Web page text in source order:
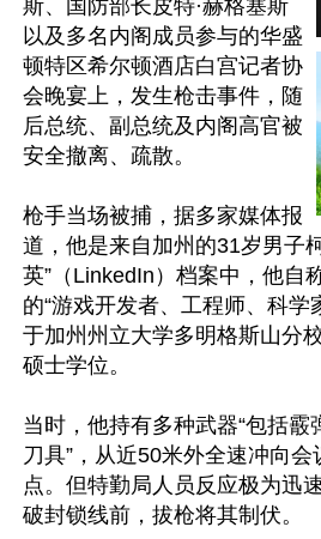
斯、国防部长皮特·赫格塞斯
以及多名内阁成员参与的华盛
顿特区希尔顿酒店白宫记者协
会晚宴上，发生枪击事件，随
后总统、副总统及内阁高官被
安全撤离、疏散。
枪手当场被捕，据多家媒体报
道，他是来自加州的31岁男子
英”（LinkedIn）档案中，他自
的“游戏开发者、工程师、科学
于加州州立大学多明格斯山分
硕士学位。
当时，他持有多种武器“包括霰
刀具”，从近50米外全速冲向
点。但特勤局人员反应极为迅
破封锁线前，拔枪将其制伏。